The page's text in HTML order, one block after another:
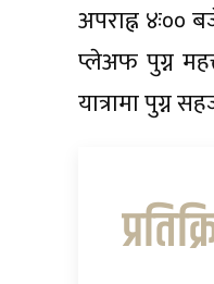
अपराह्न ४ः००
प्लेअफ पुग्न
यात्रामा पुग्न